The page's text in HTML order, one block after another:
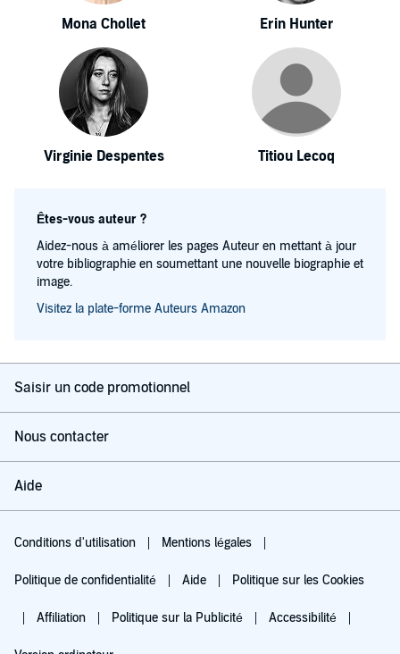
Mona Chollet Erin Hunter
Virginie Despentes Titiou Lecoq
Êtes-vous auteur ?
Aidez-nous à améliorer les pages Auteur en mettant à jour
votre bibliographie en soumettant une nouvelle biographie et
image.
Visitez la plate-forme Auteurs Amazon
Saisir un code promotionnel
Nous contacter
Aide
Conditions d'utilisation Mentions légales
Politique de confidentialité Aide Politique sur les Cookies
Affiliation Politique sur la Publicité Accessibilité